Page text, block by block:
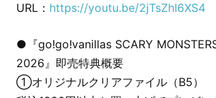
URL： https://youtu.be/2jTsZhI6XS4
●『go!go!vanillas SCARY
2026』即売特典概要
①オリジナルクリアファイル（B5）